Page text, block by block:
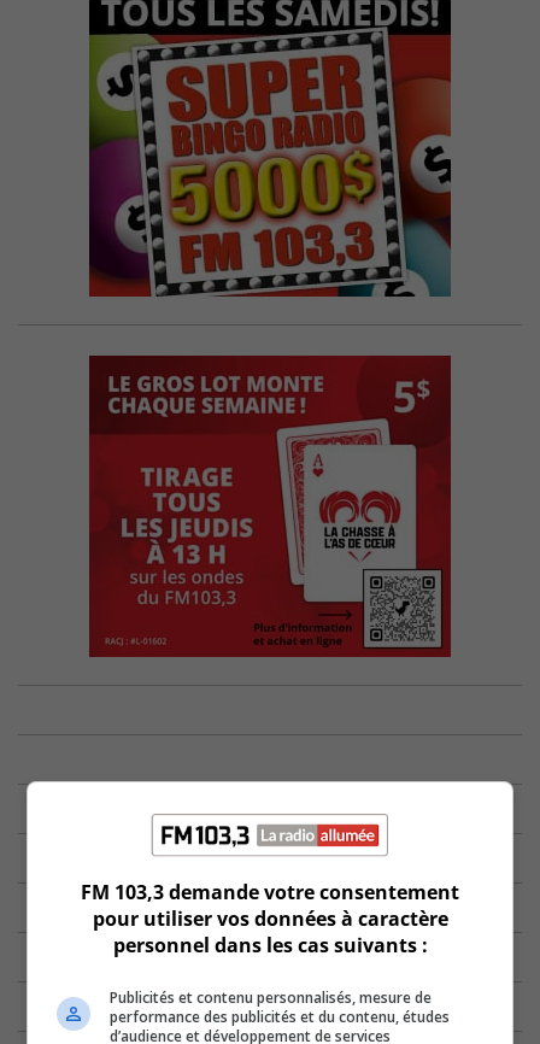
FM 103,3 demande votre consentement
pour utiliser vos données à caractère
personnel dans les cas suivants :
Publicités et contenu personnalisés, mesure de
performance des publicités et du contenu, études
d’audience et développement de services